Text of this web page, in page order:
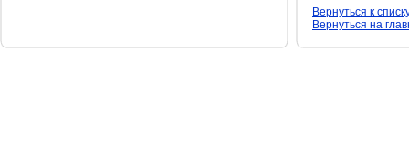
Вернуться к
Вернуться на